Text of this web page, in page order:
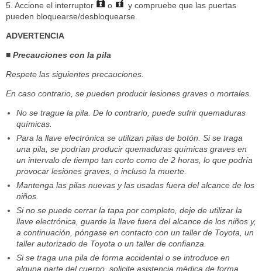
5. Accione el interruptor o
y compruebe que las puertas
pueden bloquearse/desbloquearse.
ADVERTENCIA
■ Precauciones con la pila
Respete las siguientes precauciones.
En caso contrario, se pueden producir lesiones graves o mortales.
No se trague la pila. De lo contrario, puede sufrir quemaduras
químicas.
Para la llave electrónica se utilizan pilas de botón. Si se traga
una pila, se podrían producir quemaduras químicas graves en
un intervalo de tiempo tan corto como de 2 horas, lo que podría
provocar lesiones graves, o incluso la muerte.
Mantenga las pilas nuevas y las usadas fuera del alcance de los
niños.
Si no se puede cerrar la tapa por completo, deje de utilizar la
llave electrónica, guarde la llave fuera del alcance de los niños y,
a continuación, póngase en contacto con un taller de Toyota, un
taller autorizado de Toyota o un taller de confianza.
Si se traga una pila de forma accidental o se introduce en
alguna parte del cuerpo, solicite asistencia médica de forma